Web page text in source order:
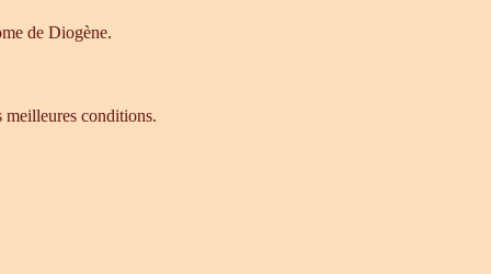
de Diogène.
meilleures conditions.